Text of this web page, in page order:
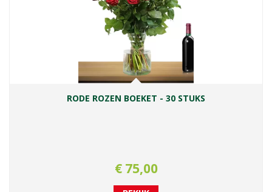
RODE ROZEN BOEKET - 30 STUKS
€ 75,00